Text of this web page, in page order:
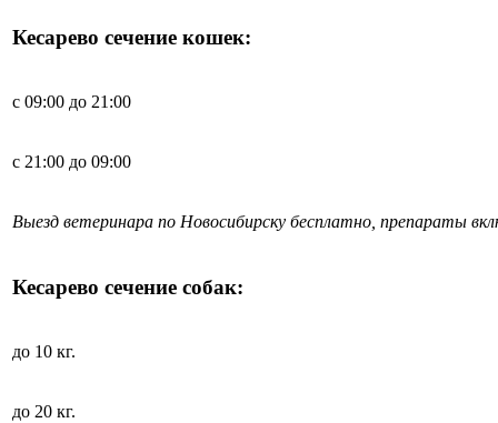
Кесарево сечение кошек:
с 09:00 до 21:00
с 21:00 до 09:00
Выезд ветеринара по Новосибирску бесплатно, препараты
Кесарево сечение собак:
до 10 кг.
до 20 кг.